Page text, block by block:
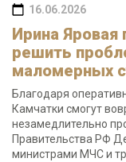
16.06.2026
Ирина
решить
маломерных
Благодаря
Камчатки смогут
незамедлительно
Правительства РФ
министрами МЧС и